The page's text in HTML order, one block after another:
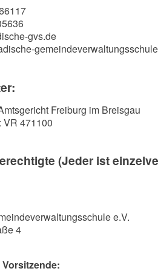
gvs.de
Freiburg im Breisgau
VR 471100
(Jeder ist
e.V.
4